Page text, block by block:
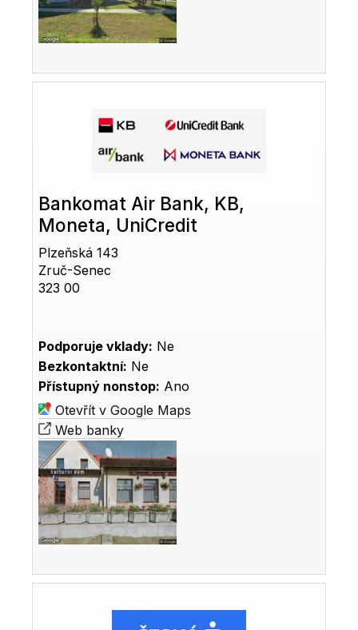
Bankomat Air Bank, KB,
Moneta, UniCredit
Plzeňská 143
Zruč-Senec
323 00
Podporuje vklady: Ne
Bezkontaktní: Ne
Přístupný nonstop: Ano
Otevřít v Google Maps
Web banky